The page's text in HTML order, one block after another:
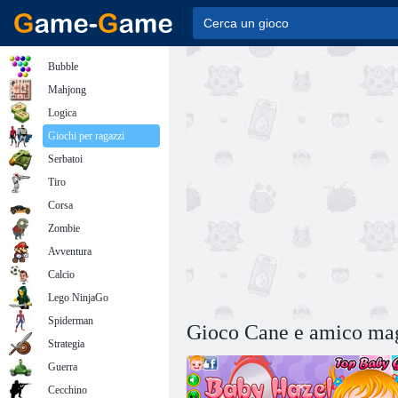
Gioco Cane e amico
Bubble
Mahjong
Logica
Giochi per ragazzi
Serbatoi
Tiro
Corsa
Zombie
Avventura
Calcio
Lego NinjaGo
Spiderman
Strategia
Guerra
Cecchino